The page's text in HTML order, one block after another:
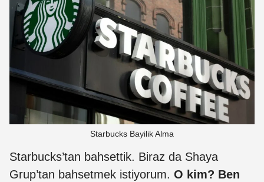
Starbucks Bayilik Alma
Starbucks’tan bahsettik. Biraz da Shaya
Grup’tan bahsetmek istiyorum. O kim? Ben